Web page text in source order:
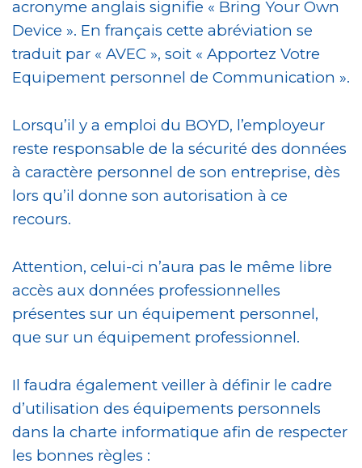
acronyme anglais signifie « Bring Your Own
Device ». En français cette abréviation se
traduit par « AVEC », soit « Apportez Votre
Equipement personnel de Communication ».
Lorsqu’il y a emploi du BOYD, l’employeur
reste responsable de la sécurité des données
à caractère personnel de son entreprise, dès
lors qu’il donne son autorisation à ce
recours.
Attention, celui-ci n’aura pas le même libre
accès aux données professionnelles
présentes sur un équipement personnel,
que sur un équipement professionnel.
Il faudra également veiller à définir le cadre
d’utilisation des équipements personnels
dans la charte informatique afin de respecter
les bonnes règles :